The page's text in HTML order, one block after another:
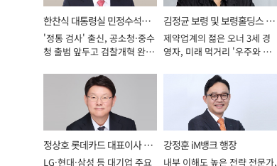
한찬식 대통령실 민정수석비
서관
'정통 검사' 출신, 공소청·중수
청 출범 앞두고 검찰개혁 완수
김정균 보령 및 보령홀딩스 대
표이사 사장
제약업계의 젊은 오너 3세 경
영자, 미래 먹거리 '우주와 헬
정상호 롯데카드 대표이사 사
장
LG·현대·삼성 등 대기업 주요
강정훈 iM뱅크 행장
내부 이해도 높은 전략 전문가,